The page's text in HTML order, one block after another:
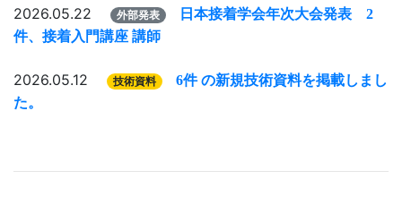
2026.05.22 外部発表
日本接着学会年次大会発表 2
件、接着入門講座 講師
2026.05.12 技術資料
6件 の新規技術資料を掲載しまし
た。